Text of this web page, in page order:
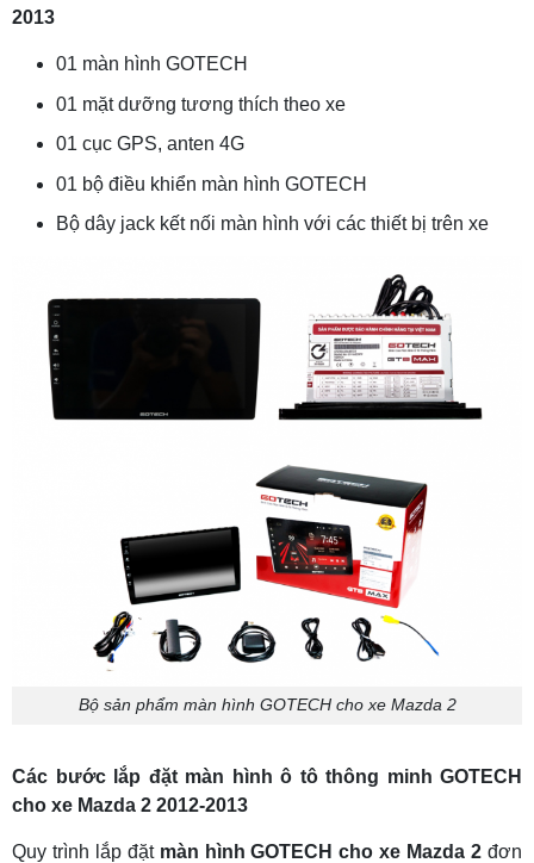
2013
01 màn hình GOTECH
01 mặt dưỡng tương thích theo xe
01 cục GPS, anten 4G
01 bộ điều khiển màn hình GOTECH
Bộ dây jack kết nối màn hình với các thiết bị trên xe
Bộ sản phẩm màn hình GOTECH cho xe Mazda 2
Các bước lắp đặt màn hình ô tô thông minh GOTECH
cho xe Mazda 2 2012-2013
Quy trình lắp đặt màn hình GOTECH cho xe Mazda 2 đơn